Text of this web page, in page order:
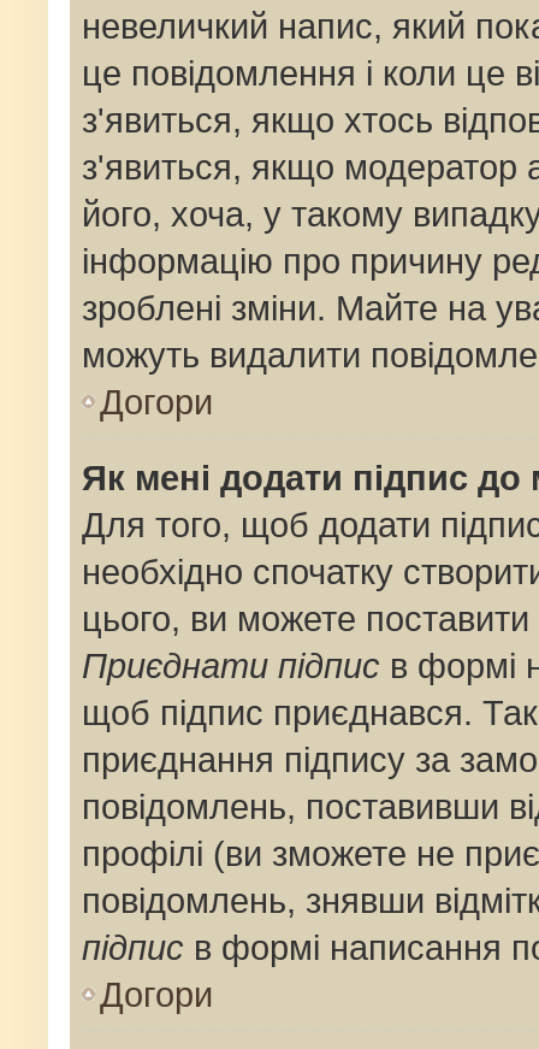
невеличкий напис, який
це повідомлення і коли це
з'явиться, якщо хтось
з'явиться, якщо модератор
його, хоча, у такому
інформацію про причину
зроблені зміни. Майте на
можуть видалити
Догори
Як мені додати підпис
Для того, щоб додати
необхідно спочатку
цього, ви можете
Приєднати підпис в формі
щоб підпис приєднався.
приєднання підпису за
повідомлень, поставивши
профілі (ви зможете не
повідомлень, знявши
підпис в формі написання
Догори